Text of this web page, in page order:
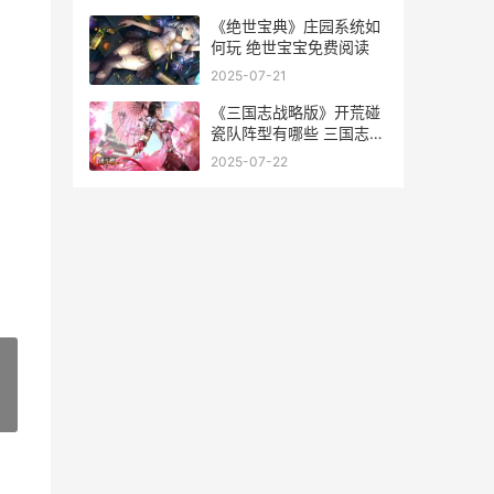
《绝世宝典》庄园系统如
何玩 绝世宝宝免费阅读
2025-07-21
《三国志战略版》开荒碰
瓷队阵型有哪些 三国志战
略版灵犀客户端官网
2025-07-22